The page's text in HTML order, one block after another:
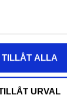
TILLÅT ALLA
URVAL
svart 38t
heltäckande